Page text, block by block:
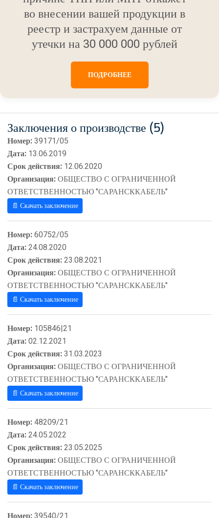
во внесении вашей продукции в
реестр и застрахуем данные от
утечки на 30 000 000 рублей
ПОДРОБНЕЕ
Заключения о производстве (5)
Номер:39171/05
Дата: 13.06.2019
Срок действия: 12.06.2020
Организация:ОБЩЕСТВО С ОГРАНИЧЕННОЙ
ОТВЕТСТВЕННОСТЬЮ "САРАНСККАБЕЛЬ"
📄 Скачать заключение
Номер:60752/05
Дата:24.08.2020
Срок действия:23.08.2021
Организация:ОБЩЕСТВО С ОГРАНИЧЕННОЙ
ОТВЕТСТВЕННОСТЬЮ "САРАНСККАБЕЛЬ"
📄 Скачать заключение
Номер: 105846|21
Дата:02.12.2021
Срок действия:31.03.2023
Организация:ОБЩЕСТВО С ОГРАНИЧЕННОЙ
ОТВЕТСТВЕННОСТЬЮ "САРАНСККАБЕЛЬ"
📄 Скачать заключение
Номер:48209/21
Дата:24.05.2022
Срок действия:23.05.2025
Организация:ОБЩЕСТВО С ОГРАНИЧЕННОЙ
ОТВЕТСТВЕННОСТЬЮ "САРАНСККАБЕЛЬ"
📄 Скачать заключение